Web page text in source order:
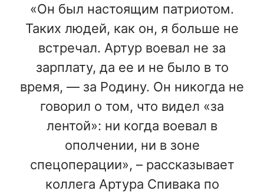
«Он был настоящим патриотом.
Таких людей, как он, я больше не
встречал. Артур воевал не за
зарплату, да ее и не было в то
время, — за Родину. Он никогда не
говорил о том, что видел «за
лентой»: ни когда воевал в
ополчении, ни в зоне
спецоперации», – рассказывает
коллега Артура Спивака по